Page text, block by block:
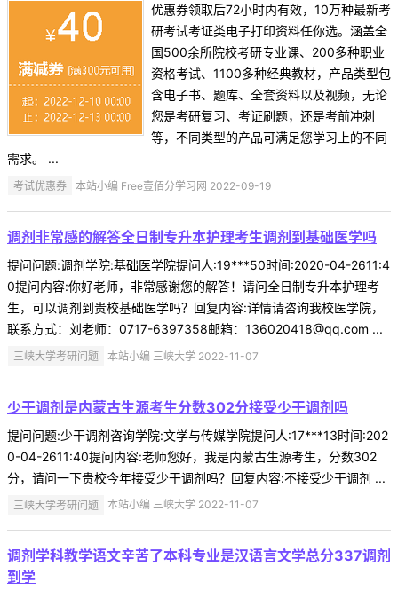
优惠券领取后72小时内有效，10万种最新考
研考试考证类电子打印资料任你选。涵盖全
国500余所院校考研专业课、200多种职业
资格考试、1100多种经典教材，产品类型包
含电子书、题库、全套资料以及视频，无论
您是考研复习、考证刷题，还是考前冲刺
等，不同类型的产品可满足您学习上的不同
需求。 ...
考试优惠券 本站小编 Free壹佰分学习网 2022-09-19
调剂非常感的解答全日制专升本护理考生调剂到基础医学吗
提问问题:调剂学院:基础医学院提问人:19***50时间:2020-04-2611:4
0提问内容:你好老师，非常感谢您的解答！请问全日制专升本护理考
生，可以调剂到贵校基础医学吗？回复内容:详情请咨询我校医学院，
联系方式：刘老师：0717-6397358邮箱：136020418@qq.com ...
三峡大学考研问题 本站小编 三峡大学 2022-11-07
少干调剂是内蒙古生源考生分数302分接受少干调剂吗
提问问题:少干调剂咨询学院:文学与传媒学院提问人:17***13时间:202
0-04-2611:40提问内容:老师您好，我是内蒙古生源考生，分数302
分，请问一下贵校今年接受少干调剂吗？回复内容:不接受少干调剂 ...
三峡大学考研问题 本站小编 三峡大学 2022-11-07
调剂学科教学语文辛苦了本科专业是汉语言文学总分337调剂
到学